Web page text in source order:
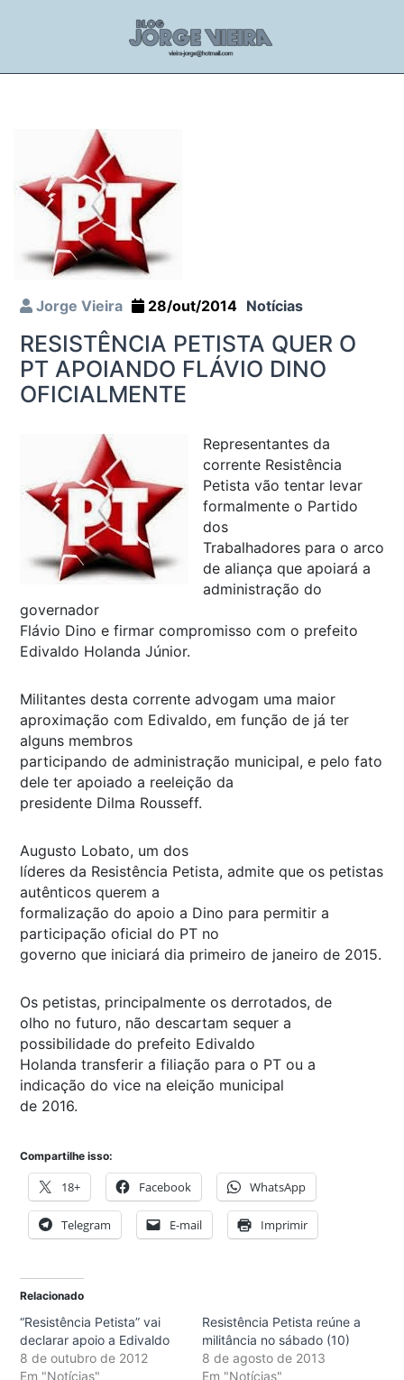
Jorge Vieira 28/out/2014 Notícias
RESISTÊNCIA PETISTA QUER O
PT APOIANDO FLÁVIO DINO
OFICIALMENTE
Representantes da
corrente Resistência
Petista vão tentar levar
formalmente o Partido
dos
Trabalhadores para o arco
de aliança que apoiará a
administração do
governador
Flávio Dino e firmar compromisso com o prefeito
Edivaldo Holanda Júnior.
Militantes desta corrente advogam uma maior
aproximação com Edivaldo, em função de já ter
alguns membros
participando de administração municipal, e pelo fato
dele ter apoiado a reeleição da
presidente Dilma Rousseff.
Augusto Lobato, um dos
líderes da Resistência Petista, admite que os petistas
autênticos querem a
formalização do apoio a Dino para permitir a
participação oficial do PT no
governo que iniciará dia primeiro de janeiro de 2015.
Os petistas, principalmente os derrotados, de
olho no futuro, não descartam sequer a
possibilidade do prefeito Edivaldo
Holanda transferir a filiação para o PT ou a
indicação do vice na eleição municipal
de 2016.
Compartilhe isso:
18+ Facebook WhatsApp
Telegram E-mail Imprimir
Relacionado
“Resistência Petista” vai
declarar apoio a Edivaldo
8 de outubro de 2012
Em "Notícias"
Resistência Petista reúne a
militância no sábado (10)
8 de agosto de 2013
Em "Notícias"